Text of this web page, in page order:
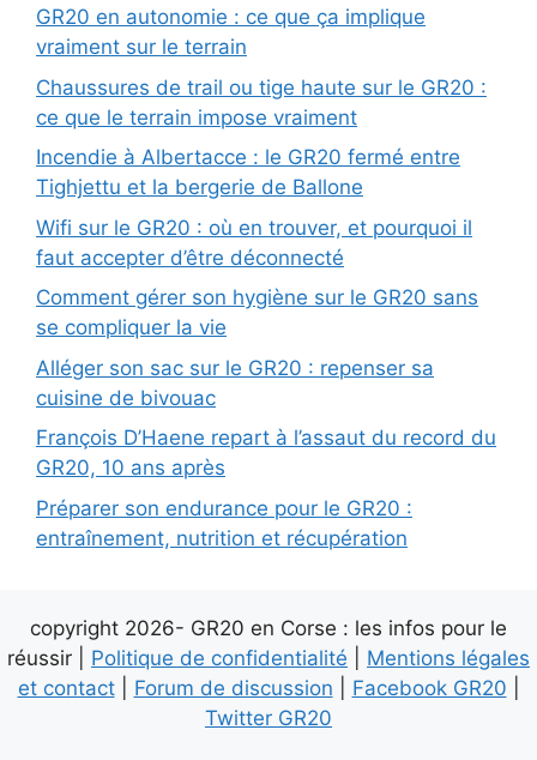
GR20 en autonomie : ce que ça implique
vraiment sur le terrain
Chaussures de trail ou tige haute sur le GR20 :
ce que le terrain impose vraiment
Incendie à Albertacce : le GR20 fermé entre
Tighjettu et la bergerie de Ballone
Wifi sur le GR20 : où en trouver, et pourquoi il
faut accepter d’être déconnecté
Comment gérer son hygiène sur le GR20 sans
se compliquer la vie
Alléger son sac sur le GR20 : repenser sa
cuisine de bivouac
François D’Haene repart à l’assaut du record du
GR20, 10 ans après
Préparer son endurance pour le GR20 :
entraînement, nutrition et récupération
copyright 2026- GR20 en Corse : les infos pour le
réussir | Politique de confidentialité
Mentions légales
et contact| Forum de discussion Facebook GR20
Twitter GR20